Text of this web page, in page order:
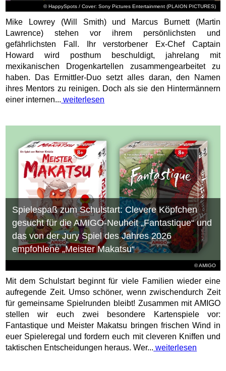
© HappySpots / Cover: Sony Pictures Entertainment (PLAION PICTURES)
Mike Lowrey (Will Smith) und Marcus Burnett (Martin
Lawrence) stehen vor ihrem persönlichsten und
gefährlichsten Fall. Ihr verstorbener Ex-Chef Captain
Howard wird posthum beschuldigt, jahrelang mit
mexikanischen Drogenkartellen zusammengearbeitet zu
haben. Das Ermittler-Duo setzt alles daran, den Namen
ihres Mentors zu reinigen. Doch als sie den Hintermännern
einer internen... weiterlesen
© AMIGO
Spielespaß zum Schulstart: Clevere Köpfchen
gesucht für die AMIGO-Neuheit „Fantastique“ und
das von der Jury Spiel des Jahres 2026
empfohlene „Meister Makatsu“
Mit dem Schulstart beginnt für viele Familien wieder eine
aufregende Zeit. Umso schöner, wenn zwischendurch Zeit
für gemeinsame Spielrunden bleibt! Zusammen mit AMIGO
stellen wir euch zwei besondere Kartenspiele vor:
Fantastique und Meister Makatsu bringen frischen Wind in
euer Spieleregal und fordern euch mit cleveren Kniffen und
taktischen Entscheidungen heraus. Wer... weiterlesen